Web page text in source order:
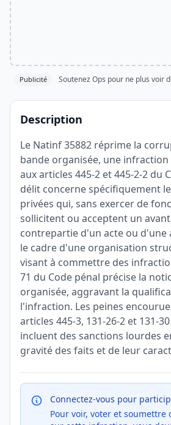
Publicité Soutenez Ops pour ne plus voir
Description
Le Natinf 35882 réprime la
bande organisée, une
aux articles 445-2 et 445-2-2 du
délit concerne spécifiquement
privées qui, sans exercer de
sollicitent ou acceptent un
contrepartie d'un acte ou d'une
le cadre d'une organisation
visant à commettre des
71 du Code pénal précise la
organisée, aggravant la
l'infraction. Les peines
articles 445-3, 131-26-2 et 131-
incluent des sanctions lourdes
gravité des faits et de leur
Connectez-vous pour
Pour voir, voter et soumettre